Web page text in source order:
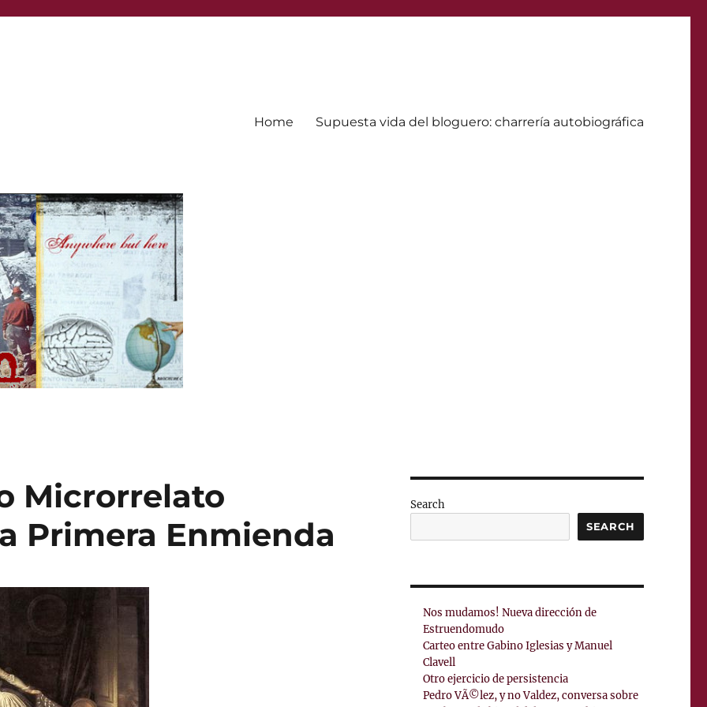
Home Supuesta vida del bloguero: charrerí­a autobiográfica
Microrrelato
Primera Enmienda
Search
SEARCH
Nos mudamos! Nueva dirección de
Estruendomudo
Carteo entre Gabino Iglesias y Manuel
Clavell
Otro ejercicio de persistencia
Pedro VÃ©lez, y no Valdez, conversa sobre